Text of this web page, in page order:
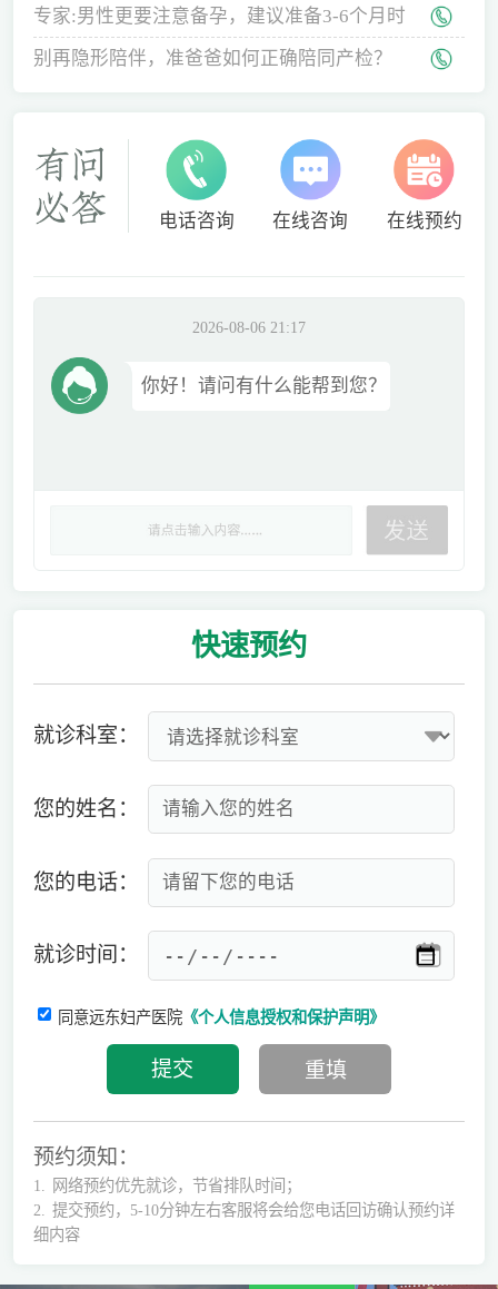
专家:男性更要注意备孕，建议准备3-6个月时
间
别再隐形陪伴，准爸爸如何正确陪同产检？
电话咨询 在线咨询 在线预约
2026-08-06 21:17
你好！请问有什么能帮到您？
快速预约
就诊科室：
您的姓名：
您的电话：
就诊时间：
同意远东妇产医院《个人信息授权和保护声明》
预约须知：
1.
网络预约优先就诊，节省排队时间；
2.
提交预约，5-10分钟左右客服将会给您电话回访确认预约详
细内容